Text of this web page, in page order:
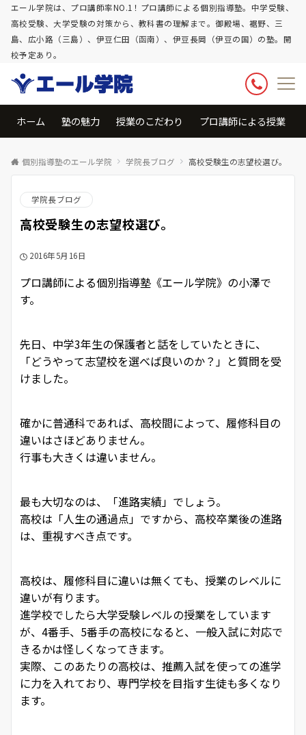
エール学院は、プロ講師率NO.1！プロ講師による個別指導塾。中学受験、
高校受験、大学受験の対策から、教科書の理解まで。御殿場、裾野、三
島、広小路（三島）、伊豆仁田（函南）、伊豆長岡（伊豆の国）の塾。開
校予定あり。
ホーム 塾の魅力 授業のこだわり プロ講師による授業
個別指導塾のエール学院 学院長ブログ 高校受験生の志望校選び。
学院長ブログ
高校受験生の志望校選び。
2016年5月16日
プロ講師による個別指導塾《エール学院》の小澤で
す。
先日、中学3年生の保護者と話をしていたときに、
「どうやって志望校を選べば良いのか？」と質問を受
けました。
確かに普通科であれば、高校間によって、履修科目の
違いはさほどありません。
行事も大きくは違いません。
最も大切なのは、「進路実績」でしょう。
高校は「人生の通過点」ですから、高校卒業後の進路
は、重視すべき点です。
高校は、履修科目に違いは無くても、授業のレベルに
違いが有ります。
進学校でしたら大学受験レベルの授業をしています
が、4番手、5番手の高校になると、一般入試に対応で
きるかは怪しくなってきます。
実際、このあたりの高校は、推薦入試を使っての進学
に力を入れており、専門学校を目指す生徒も多くなり
ます。